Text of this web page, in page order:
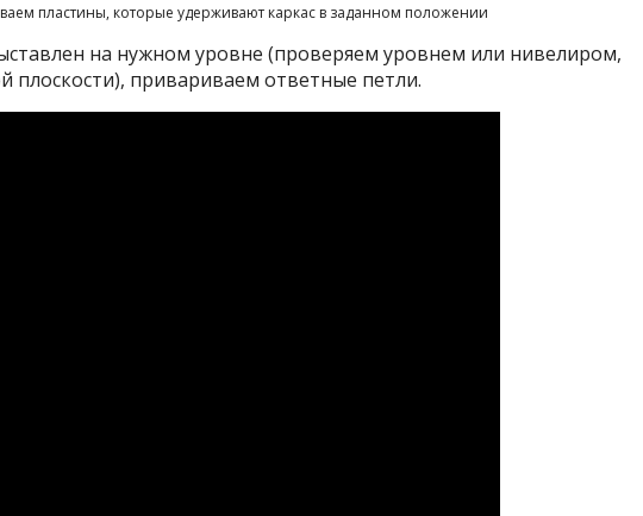
пластины, которые удерживают каркас в заданном положении
на нужном уровне (проверяем уровнем или нивелиром,
плоскости), привариваем ответные петли.